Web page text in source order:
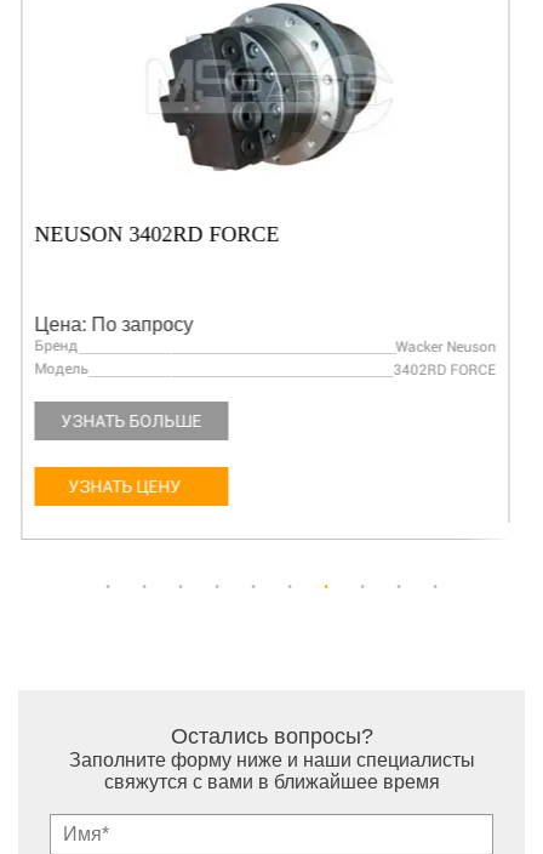
NEUSON 3402RD FORCE
Цена: По запросу
Бренд
Wacker Neuson
Модель
3402RD FORCE
УЗНАТЬ БОЛЬШЕ
УЗНАТЬ ЦЕНУ
Остались вопросы?
Заполните форму ниже и наши специалисты
свяжутся с вами в ближайшее время